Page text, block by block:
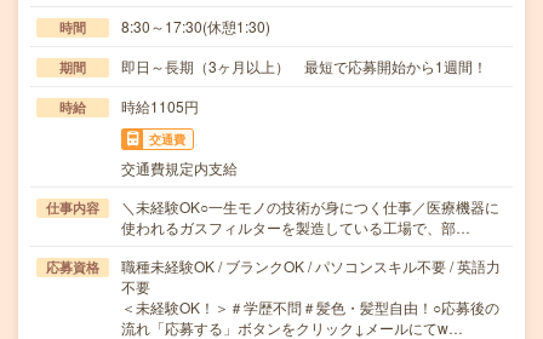
時間 8:30～17:30(休憩1:30)
期間 即日～長期（3ヶ月以上） 最短で応募開始から1週間！
時給 時給1105円
交通費
交通費規定内支給
仕事内容
＼未経験OK○一生モノの技術が身につく仕事／医療機器に
使われるガスフィルターを製造している工場で、部…
応募資格
職種未経験OK / ブランクOK / パソコンスキル不要 / 英語力
不要
＜未経験OK！＞＃学歴不問＃髪色・髪型自由！○応募後の
流れ「応募する」ボタンをクリック↓メールにてw…